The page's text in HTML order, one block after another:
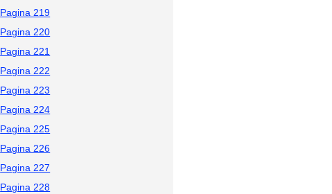
Pagina 219
Pagina 220
Pagina 221
Pagina 222
Pagina 223
Pagina 224
Pagina 225
Pagina 226
Pagina 227
Pagina 228